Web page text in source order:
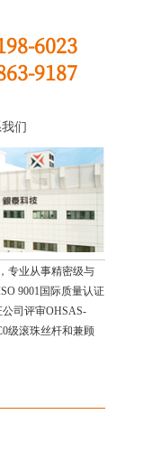
6023
9187
们
专业从事精密级与
9001国际质量认证
公司评审OHSAS-
级滚珠丝杆和兼顾